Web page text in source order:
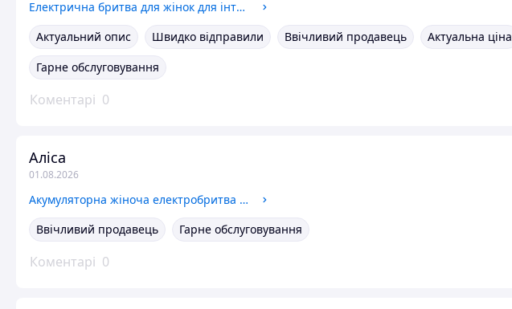
Електрична бритва для жінок для інтимної зони бікіні підмишок Ефективний епілятор Тример жіночий usb
Актуальний опис
Швидко відправили Ввічливий продавець Актуальна ціна
Гарне обслуговування
Коментарі 0
Аліса
01.08.2026
Акумуляторна жіноча електробритва для ніг Тример жіночий бритва для обличчя й бікіні видалення волосся в носі
Ввічливий продавець
Гарне обслуговування
Коментарі 0